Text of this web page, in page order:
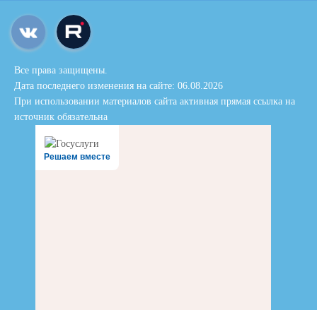
Все права защищены.
Дата последнего изменения на сайте: 06.08.2026
При использовании материалов сайта активная прямая ссылка на
источник обязательна
Решаем вместе